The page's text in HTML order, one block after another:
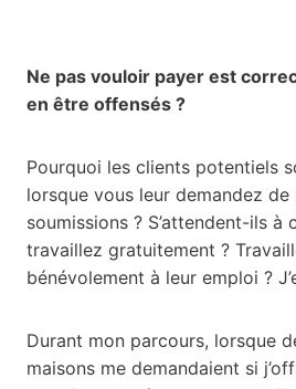
Ne pas vouloir payer est
en être offensés ?
Pourquoi les clients potentiels
lorsque vous leur demandez
soumissions ? S’attendent-ils à
travaillez gratuitement ?
bénévolement à leur emploi ?
Durant mon parcours, lorsque
maisons me demandaient si